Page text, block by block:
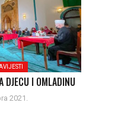
DJECU I OMLADINU
2021.